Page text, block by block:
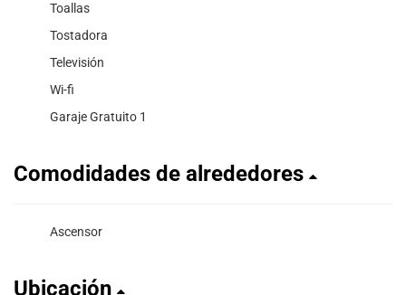
Toallas
Tostadora
Televisión
Wi-fi
Garaje Gratuito 1
Comodidades de alrededores
Ascensor
Ubicación